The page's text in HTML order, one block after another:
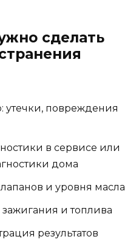
сделать
утечки, повреждения
в сервисе или
дома
и уровня масла
и топлива
результатов